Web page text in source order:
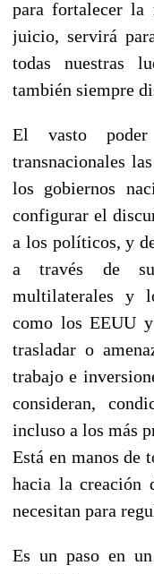
para fortalecer la
juicio, servirá
todas nuestras
también siempre
El vasto
transnacionales
los gobiernos
configurar el
a los políticos, y
a través de su
multilaterales y
como los EEUU
trasladar o
trabajo e
consideran,
incluso a los más
Está en manos de
hacia la creación
necesitan para
Es un paso en